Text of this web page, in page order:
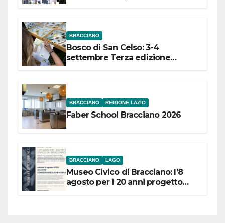
BRACCIANO
Bosco di San Celso: 3-4
settembre Terza edizione
BRACCIANO REGIONE LAZIO
Faber School Bracciano 2026
BRACCIANO LAGO
Museo Civico di Bracciano: l’8
agosto per i 20 anni progetto